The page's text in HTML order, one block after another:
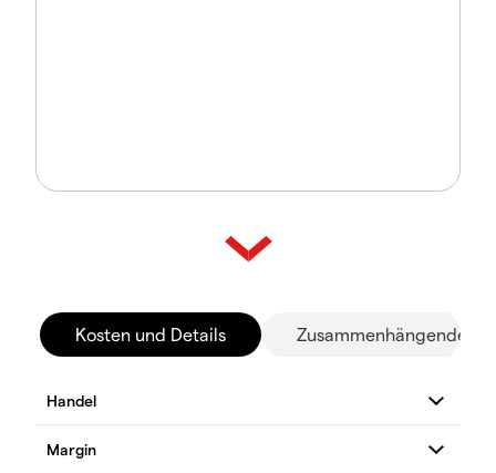
Kosten und Details Zusammenhängende